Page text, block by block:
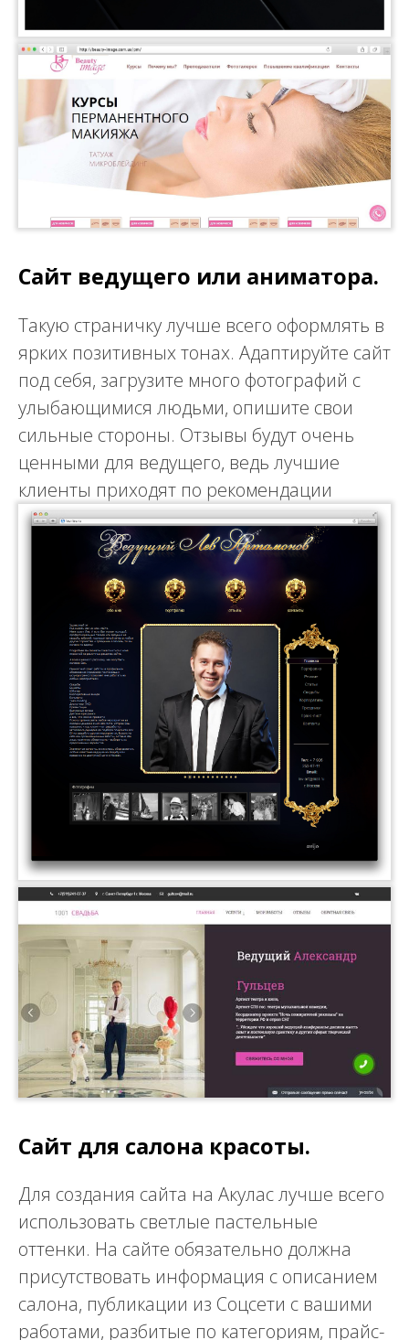
Сайт ведущего или аниматора.
Такую страничку лучше всего оформлять в
ярких позитивных тонах. Адаптируйте сайт
под себя, загрузите много фотографий с
улыбающимися людьми, опишите свои
сильные стороны. Отзывы будут очень
ценными для ведущего, ведь лучшие
клиенты приходят по рекомендации
Сайт для салона красоты.
Для создания сайта на Акулас лучше всего
использовать светлые пастельные
оттенки. На сайте обязательно должна
присутствовать информация с описанием
салона, публикации из Соцсети с вашими
работами, разбитые по категориям, прайс-